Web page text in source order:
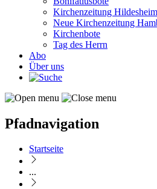
Kirchenzeitung Hildesheim
Neue Kirchenzeitung
Kirchenbote
Tag des Herrn
Abo
Über uns
Pfadnavigation
Startseite
...